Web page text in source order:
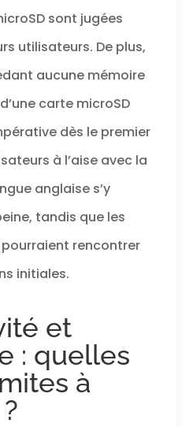
sont jugées
utilisateurs. De plus,
aucune mémoire
carte microSD
dès le premier
à l’aise avec la
anglaise s’y
tandis que les
rencontrer
initiales.
et
: quelles
à